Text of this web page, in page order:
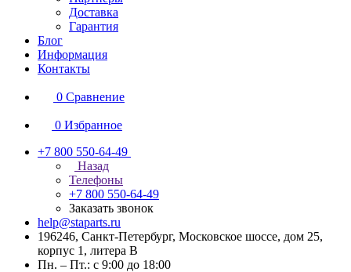
Доставка
Гарантия
Блог
Информация
Контакты
0 Сравнение
0 Избранное
+7 800 550-64-49
Назад
Телефоны
+7 800 550-64-49
Заказать звонок
help@staparts.ru
196246, Санкт-Петербург, Московское шоссе, дом 25,
корпус 1, литера В
Пн. – Пт.: с 9:00 до 18:00